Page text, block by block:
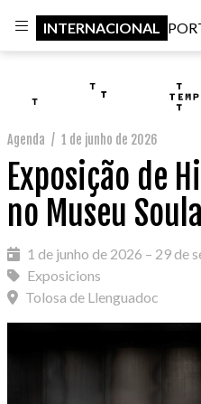
INTERNACIONAL
Agenda / 1 de junho de 2026
Exposição de
no Museu
1 de junho de 2026 – 29 de
Exposicions
Tolosa de Llenguadoc